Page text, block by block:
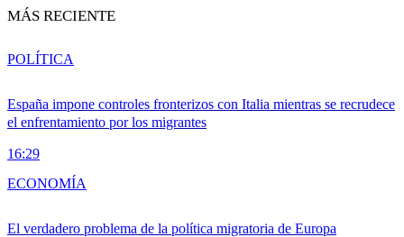
MÁS RECIENTE
España impone controles fronterizos con Italia mientras se recrudece
el enfrentamiento por los migrantes
16:29
POLÍTICA
El verdadero problema de la política migratoria de Europa
ECONOMÍA